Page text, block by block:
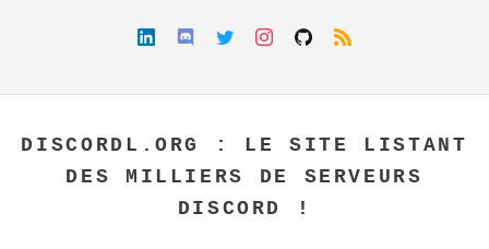
DISCORDL.ORG : LE SITE LISTANT
DES MILLIERS DE SERVEURS
DISCORD !